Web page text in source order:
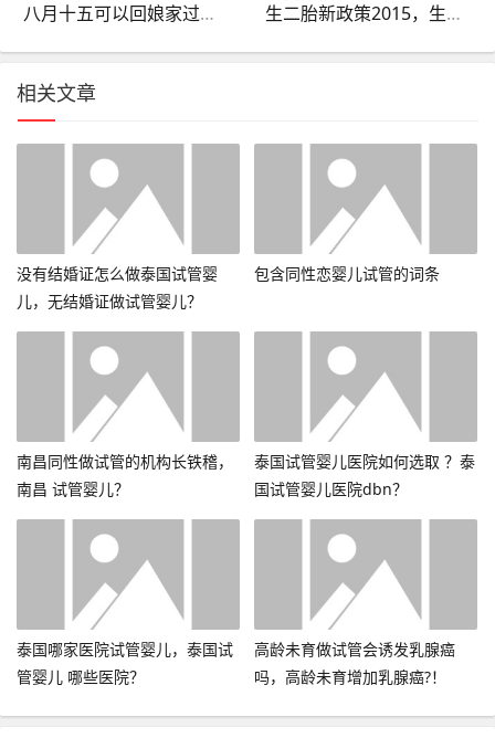
八月十五可以回娘家过节吗，八月十五可以回娘家过节吗离了婚的女人？ 生二胎新政策2015，生二胎新政策2021奖励多少钱
相关文章
没有结婚证怎么做泰国试管婴
儿，无结婚证做试管婴儿？
包含同性恋婴儿试管的词条
南昌同性做试管的机构长铁稽，
南昌 试管婴儿？
泰国试管婴儿医院如何选取 ？泰
国试管婴儿医院dbn？
泰国哪家医院试管婴儿，泰国试
管婴儿 哪些医院？
高龄未育做试管会诱发乳腺癌
吗，高龄未育增加乳腺癌?！